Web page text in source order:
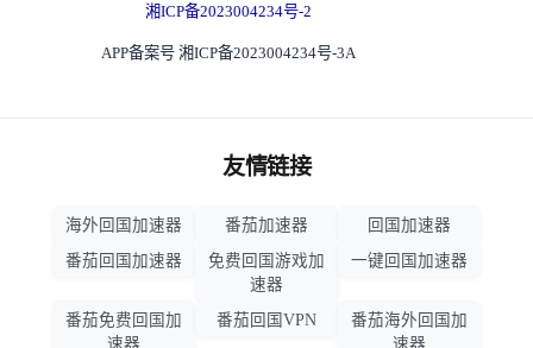
湘ICP备2023004234号-2
APP备案号 湘ICP备2023004234号-3A
友情链接
海外回国加速器 番茄加速器
回国加速器
番茄回国加速器
免费回国游戏加
速器
一键回国加速器
番茄免费回国加
速器
番茄回国VPN
番茄海外回国加
速器